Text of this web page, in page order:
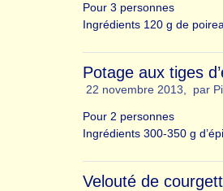
Pour 3 personnes
Ingrédients 120 g de
Potage aux tiges
22 novembre 2013, par
Pour 2 personnes
Ingrédients 300-350 g
Velouté de